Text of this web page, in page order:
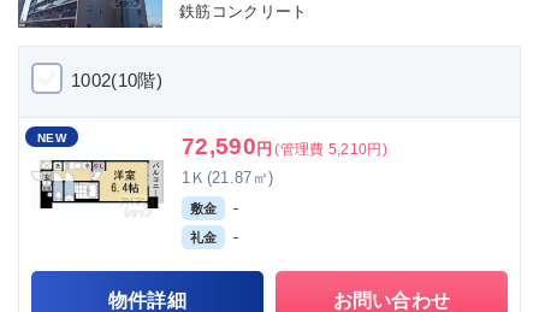
鉄筋コンクリート
1002(10階)
NEW 72,590 円 (管理費 5,210円)
1Ｋ(21.87㎡)
敷金 -
礼金 -
物件詳細 お問い合わせ